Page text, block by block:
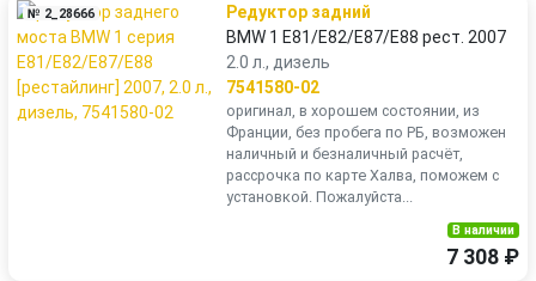
№ 2_28666
Редуктор задний
BMW 1 E81/E82/E87/E88 рест. 2007
2.0 л., дизель
7541580-02
оригинал, в хорошем состоянии, из
Франции, без пробега по РБ, возможен
наличный и безналичный расчёт,
рассрочка по карте Халва, поможем с
установкой. Пожалуйста...
В наличии
7 308 ₽